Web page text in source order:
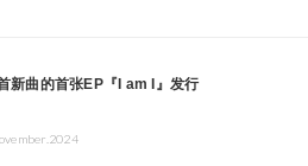
新曲的首张EP『I am I』发行